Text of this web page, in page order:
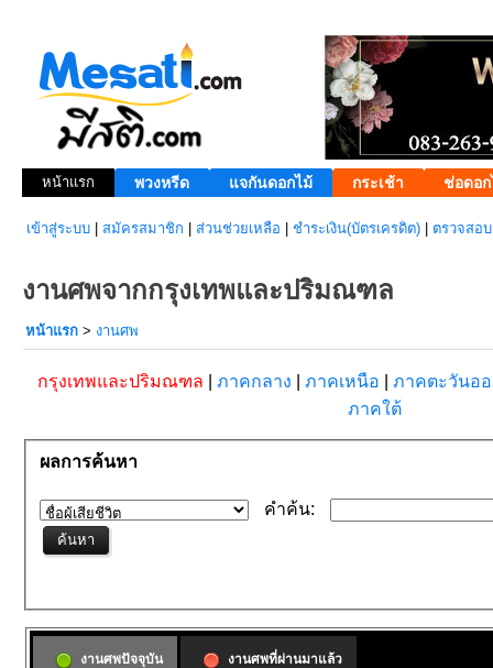
หน้าแรก พวงหรีด แจกันดอกไม้ กระเช้า ช่อดอ
เข้าสู่ระบบ สมัครสมาชิก ส่วนช่วยเหลือ ชำระเงิน(บัตรเครดิต) ตรวจสอ
งานศพจากกรุงเทพและปริมณฑล
หน้าแรก > งานศพ
กรุงเทพและปริมณฑล ภาคกลาง ภาคเหนือ
ภาคตะวันอ
ภาคใต้
ผลการค้นหา
คำค้น:
งานศพปัจจุบัน งานศพที่ผ่านมาแล้ว